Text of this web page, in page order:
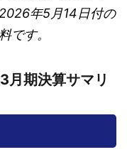
年5月14日付の
です。
期決算サマリ